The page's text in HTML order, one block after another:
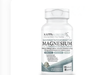
сердца и функцию
ферментов